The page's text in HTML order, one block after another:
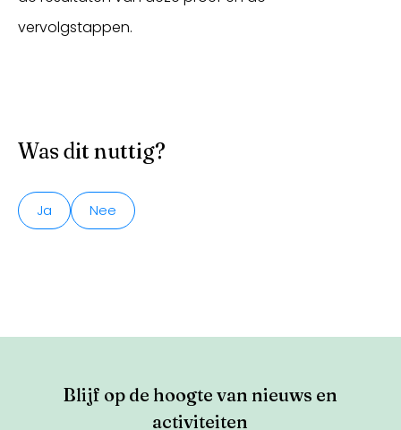
vervolgstappen.
Was dit nuttig?
Ja Nee
Blijf op de hoogte van nieuws en
activiteiten